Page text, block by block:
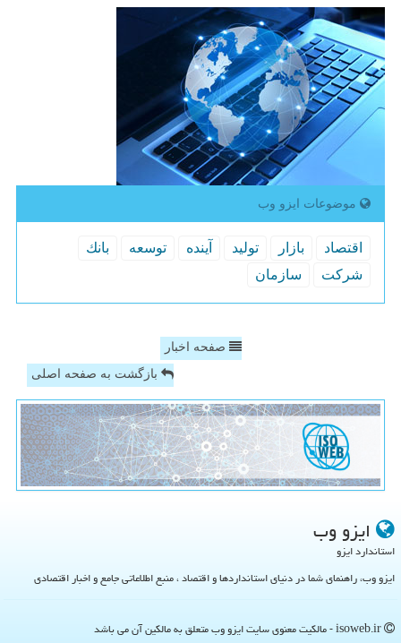
موضوعات ایزو وب
اقتصاد بازار تولید آینده توسعه
بانك
شركت
سازمان
صفحه اخبار
بازگشت به صفحه اصلی
ایزو وب
استاندارد ایزو
ایزو وب، راهنمای شما در دنیای استانداردها و اقتصاد ، منبع اطلاعاتی جامع و اخبار اقتصادی